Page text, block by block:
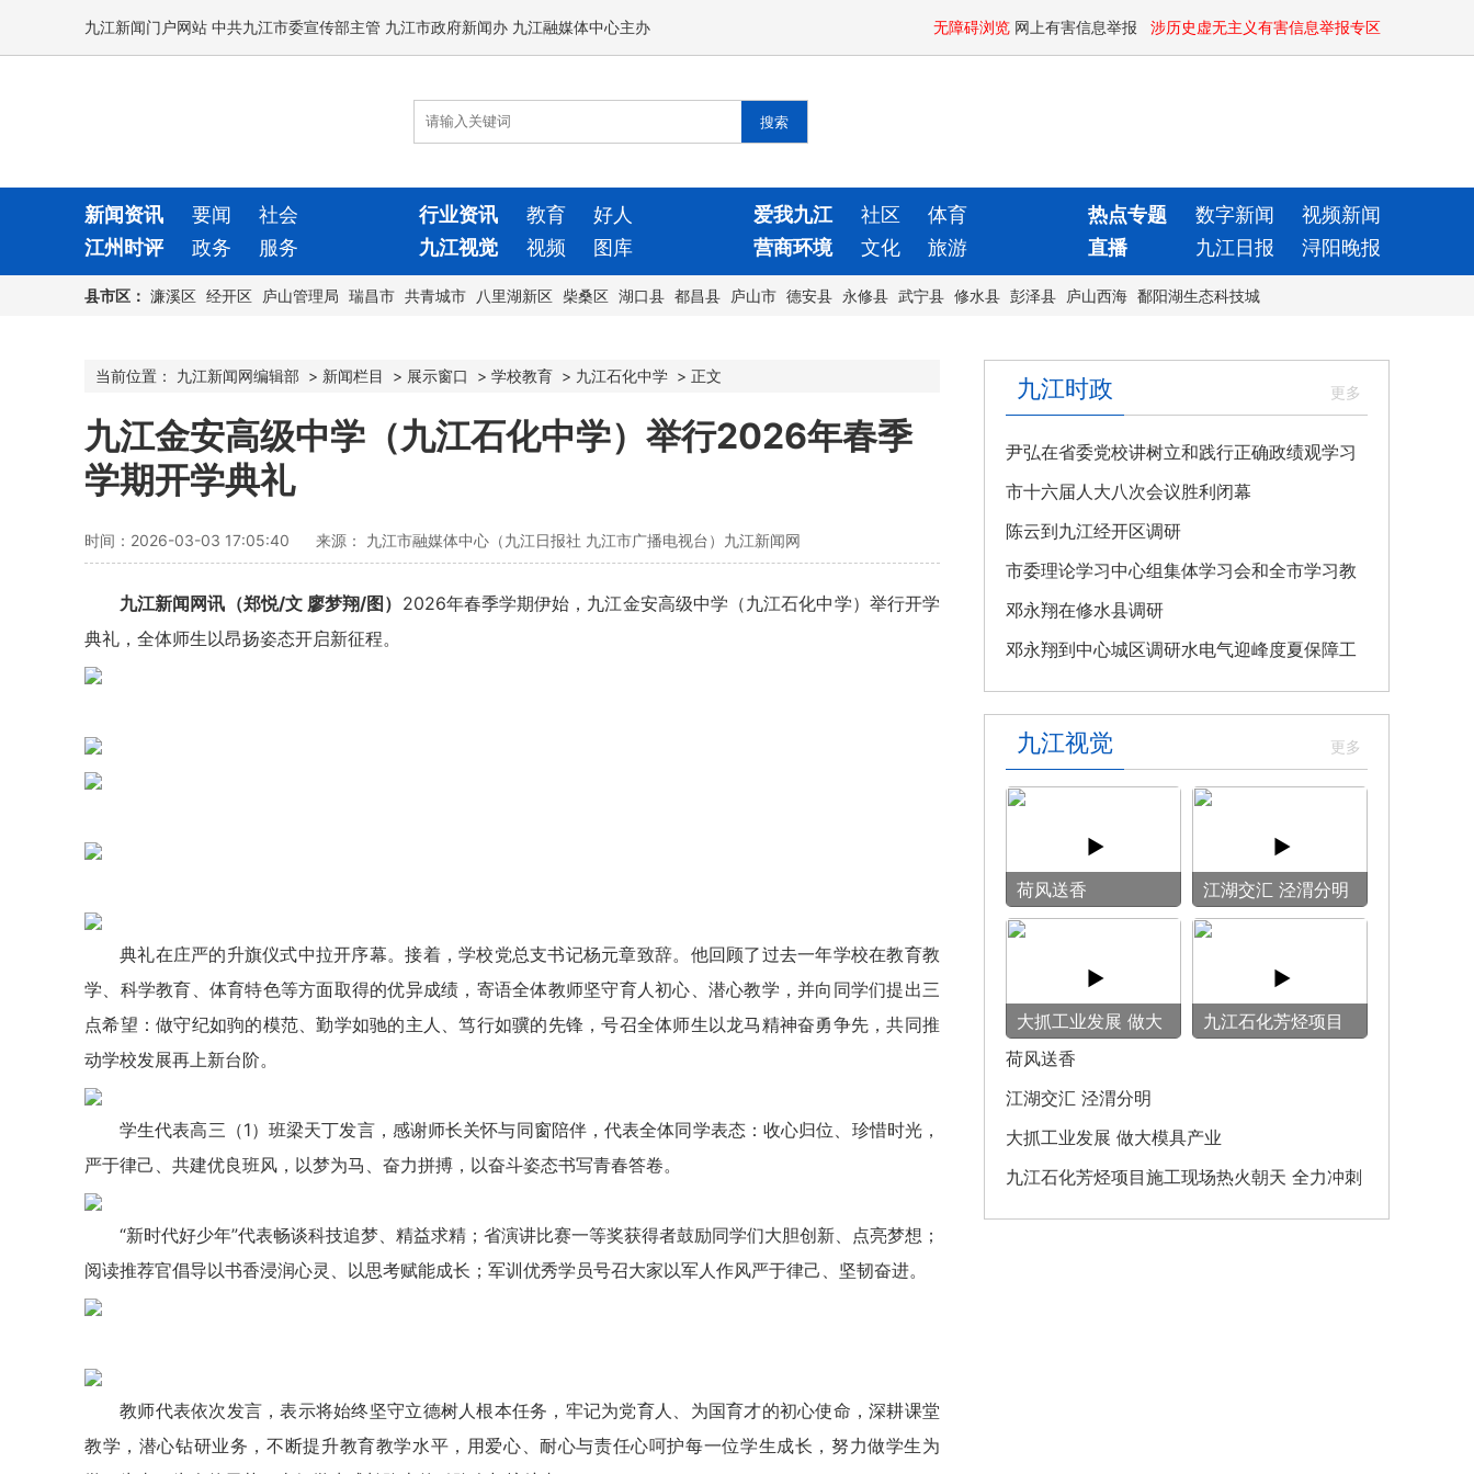
九江新闻门户网站 中共九江市委宣传部主管 九江市政府新闻办 九江融媒体中心主办 无障碍浏览 网上有害信息举报 涉历史虚无主义有害信息举报专区
新闻资讯 要闻 社会 行业资讯 教育 好人 爱我九江 社区 体育 热点专题 数字新闻
视频新闻
江州时评
政务 服务 九江视觉 视频 图库 营商环境 文化 旅游 直播 九江日报 浔阳晚报
县市区： 濂溪区 经开区 庐山管理局 瑞昌市 共青城市 八里湖新区 柴桑区 湖口县 都昌县 庐山市 德安县 永修县 武宁县 修水县 彭泽县 庐山西海 鄱阳湖生态科技城
当前位置： 九江新闻网编辑部 > 新闻栏目 > 展示窗口 > 学校教育 > 九江石化中学 > 正文
九江金安高级中学（九江石化中学）举行2026年春季
学期开学典礼
时间：2026-03-03 17:05:40 来源： 九江市融媒体中心（九江日报社 九江市广播电视台）九江新闻网
九江新闻网讯（郑悦/文 廖梦翔/图） 2026年春季学期伊始，九江金安高级中学（九江石化中学）举行开学
典礼，全体师生以昂扬姿态开启新征程。
典礼在庄严的升旗仪式中拉开序幕。接着，学校党总支书记杨元章致辞。他回顾了过去一年学校在教育教
学、科学教育、体育特色等方面取得的优异成绩，寄语全体教师坚守育人初心、潜心教学，并向同学们提出三
点希望：做守纪如驹的模范、勤学如驰的主人、笃行如骥的先锋，号召全体师生以龙马精神奋勇争先，共同推
动学校发展再上新台阶。
学生代表高三（1）班梁天丁发言，感谢师长关怀与同窗陪伴，代表全体同学表态：收心归位、珍惜时光，
严于律己、共建优良班风，以梦为马、奋力拼搏，以奋斗姿态书写青春答卷。
“新时代好少年”代表畅谈科技追梦、精益求精；省演讲比赛一等奖获得者鼓励同学们大胆创新、点亮梦想；
阅读推荐官倡导以书香浸润心灵、以思考赋能成长；军训优秀学员号召大家以军人作风严于律己、坚韧奋进。
教师代表依次发言，表示将始终坚守立德树人根本任务，牢记为党育人、为国育才的初心使命，深耕课堂
教学，潜心钻研业务，不断提升教育教学水平，用爱心、耐心与责任心呵护每一位学生成长，努力做学生为
九江时政
尹弘在省委党校讲树立和践行正确政绩观学习
教育专题党课
市十六届人大八次会议胜利闭幕
陈云到九江经开区调研
市委理论学习中心组集体学习会和全市学习教
育整改整治工作汇报会召开
邓永翔在修水县调研
邓永翔到中心城区调研水电气迎峰度夏保障工
作
九江视觉
荷风送香 ‌江湖交汇 泾渭分明‌
大抓工业发展 做大
模具产业
九江石化芳烃项目
荷风送香
‌江湖交汇 泾渭分明‌
大抓工业发展 做大模具产业
九江石化芳烃项目施工现场热火朝天 全力冲刺
建设节点